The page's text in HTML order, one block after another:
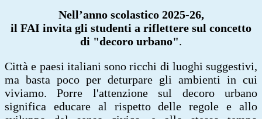
Nell’anno scolastico 2025-26,
il FAI invita gli studenti a riflettere sul concetto
di "decoro urbano".
Città e paesi italiani sono ricchi di luoghi suggestivi,
ma basta poco per deturpare gli ambienti in cui
viviamo. Porre l'attenzione sul decoro urbano
significa educare al rispetto delle regole e allo